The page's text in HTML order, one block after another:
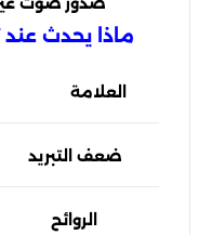
ماذا يحدث
العلامة
ضعف التبريد
الروائح